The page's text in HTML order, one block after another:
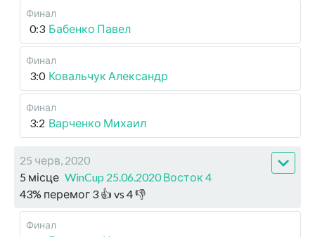
Финал
0:3 Бабенко Павел
Финал
3:0 Ковальчук Александр
Финал
3:2 Варченко Михаил
25 черв, 2020
5 місце WinCup 25.06.2020 Восток 4
43% перемог 3 👍 vs 4👎
Финал